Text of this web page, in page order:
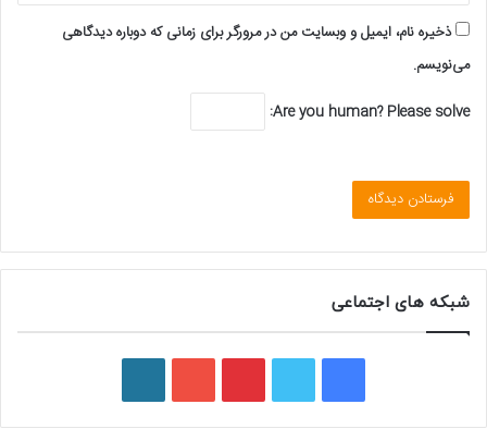
ذخیره نام، ایمیل و وبسایت من در مرورگر برای زمانی که دوباره دیدگاهی
می‌نویسم.
Are you human? Please solve:
شبکه های اجتماعی
ی
و
ی
و
ر